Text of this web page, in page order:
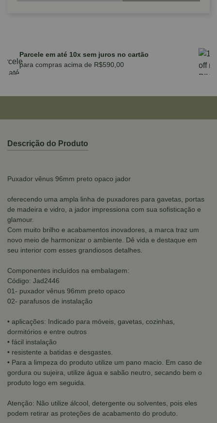
Parcele em até 10x sem juros no cartão
para compras acima de R$590,00
Descrição do Produto
Puxador vênus 96mm preto opaco jador
oferecendo uma ampla linha de puxadores para gavetas, portas
de madeira e vidro, a jador impressiona com sua sofisticação e
glamour.
Com muito brilho e acabamentos inovadores, a marca traz um
novo meio de harmonizar o ambiente. Dê vida e destaque em
seu interior com esses grandiosos detalhes.
Componentes incluídos na embalagem:
Código: Jad2446
01- puxador vênus 96mm preto opaco
02- parafusos de instalação
• aplicações: Indicado para móveis, gavetas, cozinhas,
dormitórios e entre outros
• fácil instalação
• resistente a batidas e desgastes.
• Para a limpeza do produto utilize um pano macio. Em caso de
gordura ou sujeira, utilize água e sabão neutro, secando bem o
produto logo em seguida.
Atenção: Não utilize álcool, detergente ou solventes, pois eles
podem retirar as proteções de acabamento do produto.